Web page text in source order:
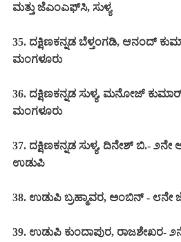
ಮತ್ತು ಜೆಎಂಎಫ್‌ಸಿ, ಸುಳ್ಯ
35. ದಕ್ಷಿಣಕನ್ನಡ ಬೆಳ್ತಂಗಡಿ, ಆನಂದ್
ಮಂಗಳೂರು
36. ದಕ್ಷಿಣಕನ್ನಡ ಸುಳ್ಯ, ಮನೋಜ್
ಮಂಗಳೂರು
37. ದಕ್ಷಿಣಕನ್ನಡ ಸುಳ್ಯ, ದಿನೇಶ್ ಬಿ.-
ಉಡುಪಿ
38. ಉಡುಪಿ ಬ್ರಹ್ಮಾವರ, ಅಂಬಿನ್ -
39. ಉಡುಪಿ ಕುಂದಾಪುರ, ರಾಜಶೇಖರ-